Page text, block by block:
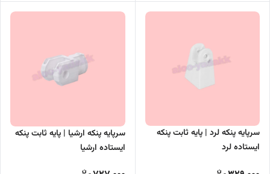
سرپایه پنکه لرد | پایه ثابت پنکه
ایستاده لرد
سرپایه پنکه ارشیا | پایه ثابت پنکه
ایستاده ارشیا